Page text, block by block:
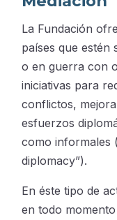
La Fundación
países que estén
o en guerra con
iniciativas para
conflictos,
esfuerzos
como informales
diplomacy”).
En éste tipo de
en todo